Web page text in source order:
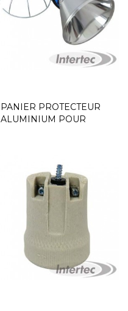
PANIER PROTECTEUR
ALUMINIUM POUR